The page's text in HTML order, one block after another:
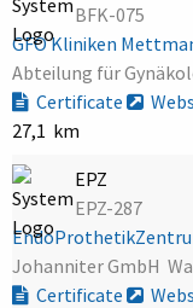
BFK-075
GFO Kliniken
Abteilung für
Certificate
27,1 km
EPZ
EPZ-287
Johanniter GmbH 
Certificate